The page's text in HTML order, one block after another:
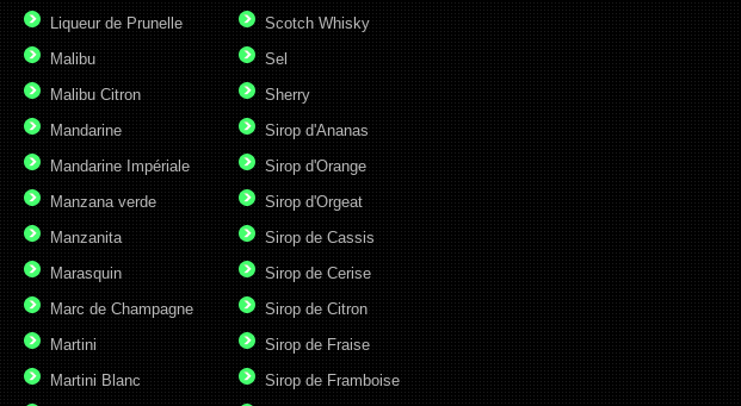
Liqueur de Prunelle
Malibu
Malibu Citron
Mandarine
Mandarine Impériale
Manzana verde
Manzanita
Marasquin
Marc de Champagne
Martini
Martini Blanc
Scotch Whisky
Sel
Sherry
Sirop d'Ananas
Sirop d'Orange
Sirop d'Orgeat
Sirop de Cassis
Sirop de Cerise
Sirop de Citron
Sirop de Fraise
Sirop de Framboise